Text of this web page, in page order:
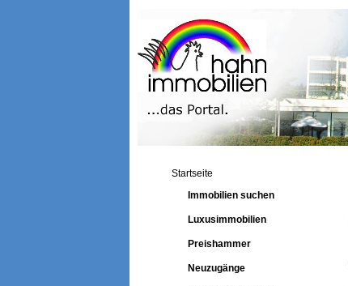
Startseite
Immobilien suchen
Luxusimmobilien
Preishammer
Neuzugänge